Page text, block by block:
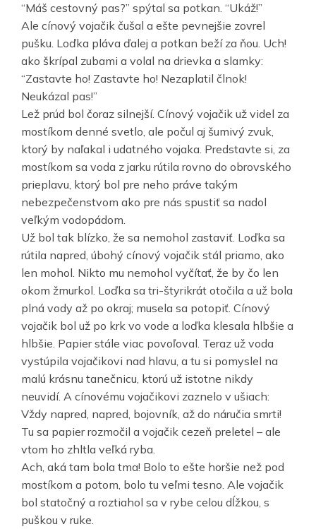
“Máš cestovný pas?” spýtal sa potkan. “Ukáž!”
Ale cínový vojačik čušal a ešte pevnejšie zovrel
pušku. Loďka pláva ďalej a potkan beží za ňou. Uch!
ako škrípal zubami a volal na drievka a slamky:
“Zastavte ho! Zastavte ho! Nezaplatil člnok!
Neukázal pas!”
Lež prúd bol čoraz silnejší. Cínový vojačik už videl za
mostíkom denné svetlo, ale počul aj šumivý zvuk,
ktorý by naľakal i udatného vojaka. Predstavte si, za
mostíkom sa voda z jarku rútila rovno do obrovského
prieplavu, ktorý bol pre neho práve takým
nebezpečenstvom ako pre nás spustiť sa nadol
veľkým vodopádom.
Už bol tak blízko, že sa nemohol zastaviť. Loďka sa
rútila napred, úbohý cínový vojačik stál priamo, ako
len mohol. Nikto mu nemohol vyčítať, že by čo len
okom žmurkol. Loďka sa tri-štyrikrát otočila a už bola
plná vody až po okraj; musela sa potopiť. Cínový
vojačik bol už po krk vo vode a loďka klesala hlbšie a
hlbšie. Papier stále viac povoľoval. Teraz už voda
vystúpila vojačikovi nad hlavu, a tu si pomyslel na
malú krásnu tanečnicu, ktorú už istotne nikdy
neuvidí. A cínovému vojačikovi zaznelo v ušiach:
Vždy napred, napred, bojovník, až do náručia smrti!
Tu sa papier rozmočil a vojačik cezeň preletel – ale
vtom ho zhltla veľká ryba.
Ach, aká tam bola tma! Bolo to ešte horšie než pod
mostíkom a potom, bolo tu veľmi tesno. Ale vojačik
bol statočný a roztiahol sa v rybe celou dĺžkou, s
puškou v ruke.